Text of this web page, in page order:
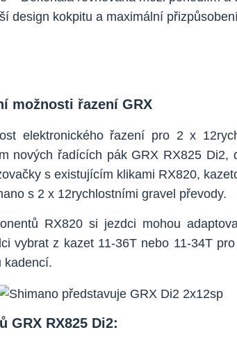
design kokpitu a maximální
možnosti řazení GRX
elektronického řazení pro 2 x
nových řadících pák GRX RX825 Di2,
s existujícím klikami RX820,
s 2 x 12rychlostními gravel převody.
RX820 si jezdci mohou
vybrat z kazet 11-36T nebo 11-34T
kadencí.
RX825 Di2: